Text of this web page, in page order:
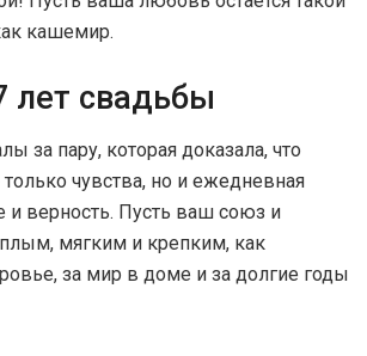
кашемир.
лет свадьбы
за пару, которая доказала, что
чувства, но и ежедневная
и верность. Пусть ваш союз и
мягким и крепким, как
за мир в доме и за долгие годы